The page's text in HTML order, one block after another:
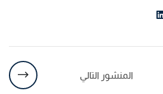
المنشور التالي